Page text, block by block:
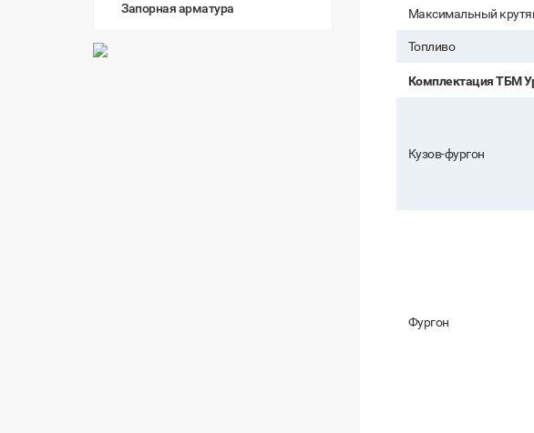
Запорная арматура Максимальный
Топливо
Комплектация ТБМ
Кузов-фургон
Фургон